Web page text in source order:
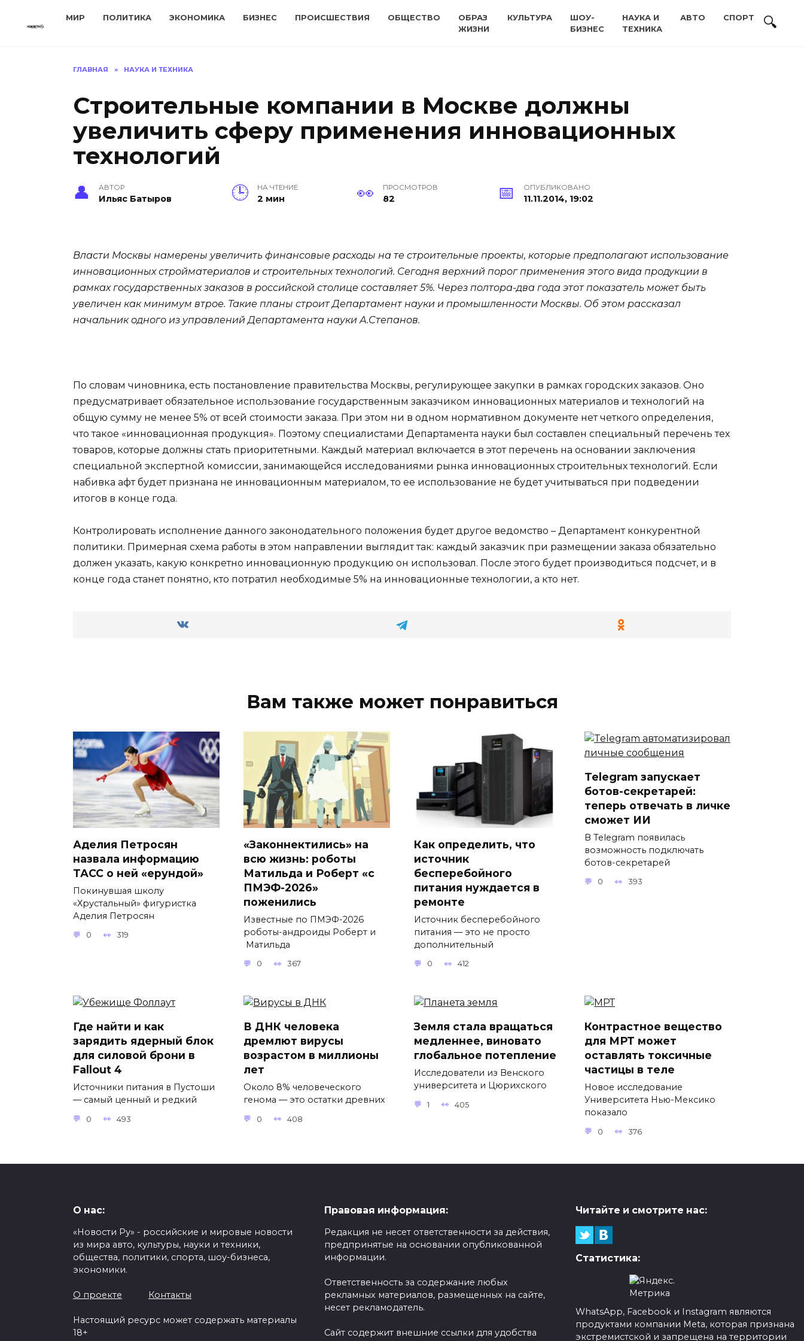
МИР ПОЛИТИКА ЭКОНОМИКА БИЗНЕС ПРОИСШЕСТВИЯ ОБЩЕСТВО
ОБРАЗ
ЖИЗНИ
КУЛЬТУРА
ШОУ-
БИЗНЕС
НАУКА И
ТЕХНИКА
АВТО СПОРТ
ГЛАВНАЯ » НАУКА И ТЕХНИКА
Строительные компании в Москве должны
увеличить сферу применения инновационных
технологий
АВТОР
Ильяс Батыров
НА ЧТЕНИЕ
2 мин
ПРОСМОТРОВ
82
ОПУБЛИКОВАНО
11.11.2014, 19:02
Власти Москвы намерены увеличить финансовые расходы на те строительные проекты, которые предполагают использование
инновационных стройматериалов и строительных технологий. Сегодня верхний порог применения этого вида продукции в
рамках государственных заказов в российской столице составляет 5%. Через полтора-два года этот показатель может быть
увеличен как минимум втрое. Такие планы строит Департамент науки и промышленности Москвы. Об этом рассказал
начальник одного из управлений Департамента науки А.Степанов.
По словам чиновника, есть постановление правительства Москвы, регулирующее закупки в рамках городских заказов. Оно
предусматривает обязательное использование государственным заказчиком инновационных материалов и технологий на
общую сумму не менее 5% от всей стоимости заказа. При этом ни в одном нормативном документе нет четкого определения,
что такое «инновационная продукция». Поэтому специалистами Департамента науки был составлен специальный перечень тех
товаров, которые должны стать приоритетными. Каждый материал включается в этот перечень на основании заключения
специальной экспертной комиссии, занимающейся исследованиями рынка инновационных строительных технологий. Если
набивка афт будет признана не инновационным материалом, то ее использование не будет учитываться при подведении
итогов в конце года.
Контролировать исполнение данного законодательного положения будет другое ведомство – Департамент конкурентной
политики. Примерная схема работы в этом направлении выглядит так: каждый заказчик при размещении заказа обязательно
должен указать, какую конкретно инновационную продукцию он использовал. После этого будет производиться подсчет, и в
конце года станет понятно, кто потратил необходимые 5% на инновационные технологии, а кто нет.
Вам также может понравиться
Аделия Петросян
назвала информацию
ТАСС о ней «ерундой»
Покинувшая школу
«Хрустальный» фигуристка
Аделия Петросян
0 319
«Законнектились» на
всю жизнь: роботы
Матильда и Роберт «с
ПМЭФ-2026»
поженились
Известные по ПМЭФ-2026
роботы-андроиды Роберт и
Матильда
0 367
Как определить, что
источник
бесперебойного
питания нуждается в
ремонте
Источник бесперебойного
питания — это не просто
дополнительный
0 412
Telegram запускает
ботов-секретарей:
теперь отвечать в личке
сможет ИИ
В Telegram появилась
возможность подключать
ботов-секретарей
0 393
Где найти и как
зарядить ядерный блок
для силовой брони в
Fallout 4
Источники питания в Пустоши
— самый ценный и редкий
0 493
В ДНК человека
дремлют вирусы
возрастом в миллионы
лет
Около 8% человеческого
генома — это остатки древних
0 408
Земля стала вращаться
медленнее, виновато
глобальное потепление
Исследователи из Венского
университета и Цюрихского
1 405
Контрастное вещество
для МРТ может
оставлять токсичные
частицы в теле
Новое исследование
Университета Нью-Мексико
показало
0 376
О нас:
«Новости Ру» - российские и мировые новости
из мира авто, культуры, науки и техники,
общества, политики, спорта, шоу-бизнеса,
экономики.
О проекте Контакты
Настоящий ресурс может содержать материалы
18+
Правовая информация:
Редакция не несет ответственности за действия,
предпринятые на основании опубликованной
информации.
Ответственность за содержание любых
рекламных материалов, размещенных на сайте,
несет рекламодатель.
Сайт содержит внешние ссылки для удобства
Читайте и смотрите нас:
Статистика:
WhatsApp, Facebook и Instagram являются
продуктами компании Meta, которая признана
экстремистской и запрещена на территории